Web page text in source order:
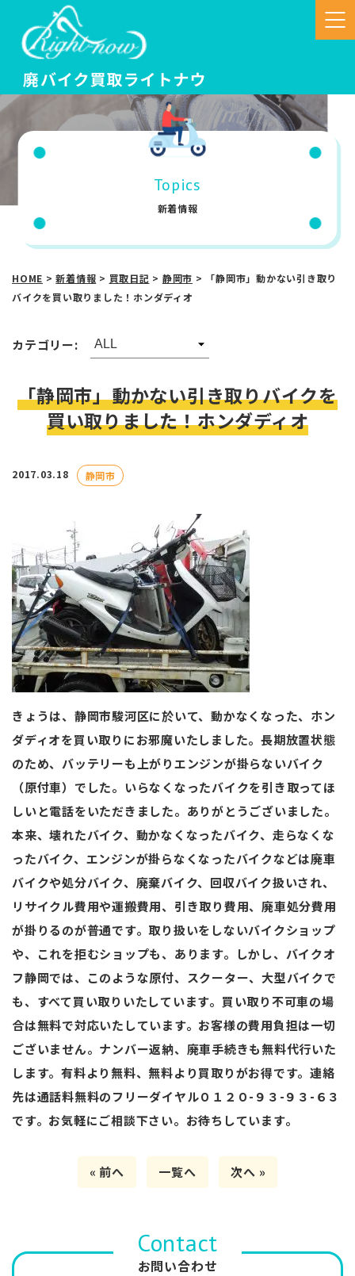
Topics
新着情報
HOME >新着情報 > 買取日記 > 静岡市 >
「静岡市」動かない引き取り
バイクを買い取りました！ホンダディオ
カテゴリー:
「静岡市」動かない引き取りバイクを
買い取りました！ホンダディオ
2017.03.18 静岡市
きょうは、静岡市駿河区に於いて、動かなくなった、ホン
ダディオを買い取りにお邪魔いたしました。長期放置状態
のため、バッテリーも上がりエンジンが掛らないバイク
（原付車）でした。いらなくなったバイクを引き取ってほ
しいと電話をいただきました。ありがとうございました。
本来、壊れたバイク、動かなくなったバイク、走らなくな
ったバイク、エンジンが掛らなくなったバイクなどは廃車
バイクや処分バイク、廃棄バイク、回収バイク扱いされ、
リサイクル費用や運搬費用、引き取り費用、廃車処分費用
が掛りるのが普通です。取り扱いをしないバイクショップ
や、これを拒むショップも、あります。しかし、バイクオ
フ静岡では、このような原付、スクーター、大型バイクで
も、すべて買い取りいたしています。買い取り不可車の場
合は無料で対応いたしています。お客様の費用負担は一切
ございません。ナンバー返納、廃車手続きも無料代行いた
します。有料より無料、無料より買取りがお得です。連絡
先は通話料無料のフリーダイヤル０１２０-９３-９３-６３
です。お気軽にご相談下さい。お待ちしています。
« 前へ 一覧へ 次へ »
Contact
お問い合わせ